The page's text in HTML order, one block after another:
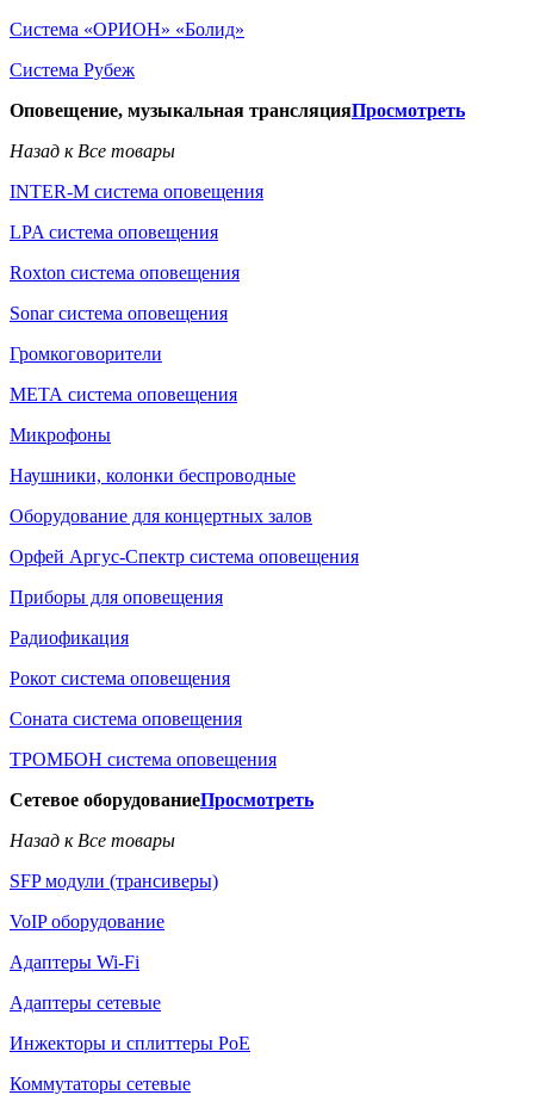
Система «ОРИОН» «Болид»
Система Рубеж
Оповещение, музыкальная трансляцияПросмотреть
Назад к Все товары
INTER-M система оповещения
LPA система оповещения
Roxton система оповещения
Sonar система оповещения
Громкоговорители
МЕТА система оповещения
Микрофоны
Наушники, колонки беспроводные
Оборудование для концертных залов
Орфей Аргус-Спектр система оповещения
Приборы для оповещения
Радиофикация
Рокот система оповещения
Соната система оповещения
ТРОМБОН система оповещения
Сетевое оборудованиеПросмотреть
Назад к Все товары
SFP модули (трансиверы)
VoIP оборудование
Адаптеры Wi-Fi
Адаптеры сетевые
Инжекторы и сплиттеры РоЕ
Коммутаторы сетевые